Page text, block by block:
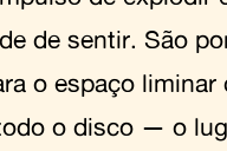
de sentir. São
o espaço liminar
o disco — o